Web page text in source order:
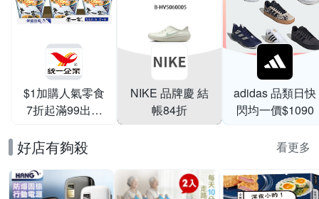
$1加購人氣零食
7折起滿99出貨
NIKE 品牌慶 結
帳84折
adidas 品類日快
閃均一價$1090
好店有夠殺 看更多